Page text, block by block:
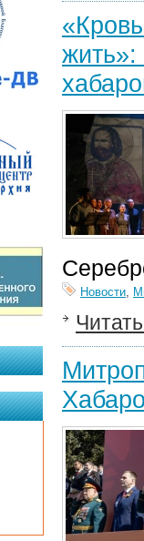
жить»:
Новости,